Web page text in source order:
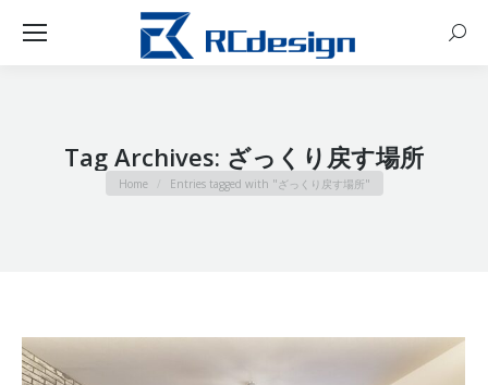
Tag Archives: ざっくり戻す場所
You are here:
Home Entries tagged with "ざっくり戻す場所"